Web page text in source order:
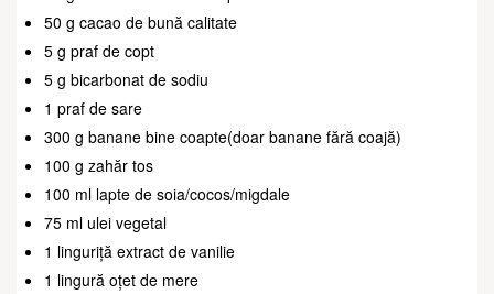
50 g cacao de bună calitate
5 g praf de copt
5 g bicarbonat de sodiu
1 praf de sare
300 g banane bine coapte(doar banane fără coajă)
100 g zahăr tos
100 ml lapte de soia/cocos/migdale
75 ml ulei vegetal
1 linguriță extract de vanilie
1 lingură oțet de mere